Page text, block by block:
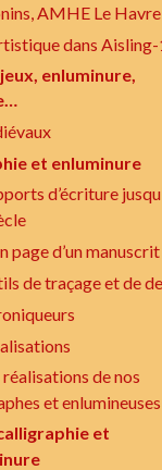
AMHE Le Havre
dans
enluminure,
et enluminure
d’écriture
page d’un manuscrit
de traçage et de
de nos
et enlumineuses
et